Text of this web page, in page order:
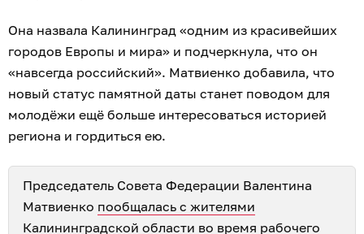
Она назвала Калининград «одним из красивейших
городов Европы и мира» и подчеркнула, что он
«навсегда российский». Матвиенко добавила, что
новый статус памятной даты станет поводом для
молодёжи ещё больше интересоваться историей
региона и гордиться ею.
Председатель Совета Федерации Валентина
Матвиенко пообщалась с жителями
Калининградской области во время рабочего